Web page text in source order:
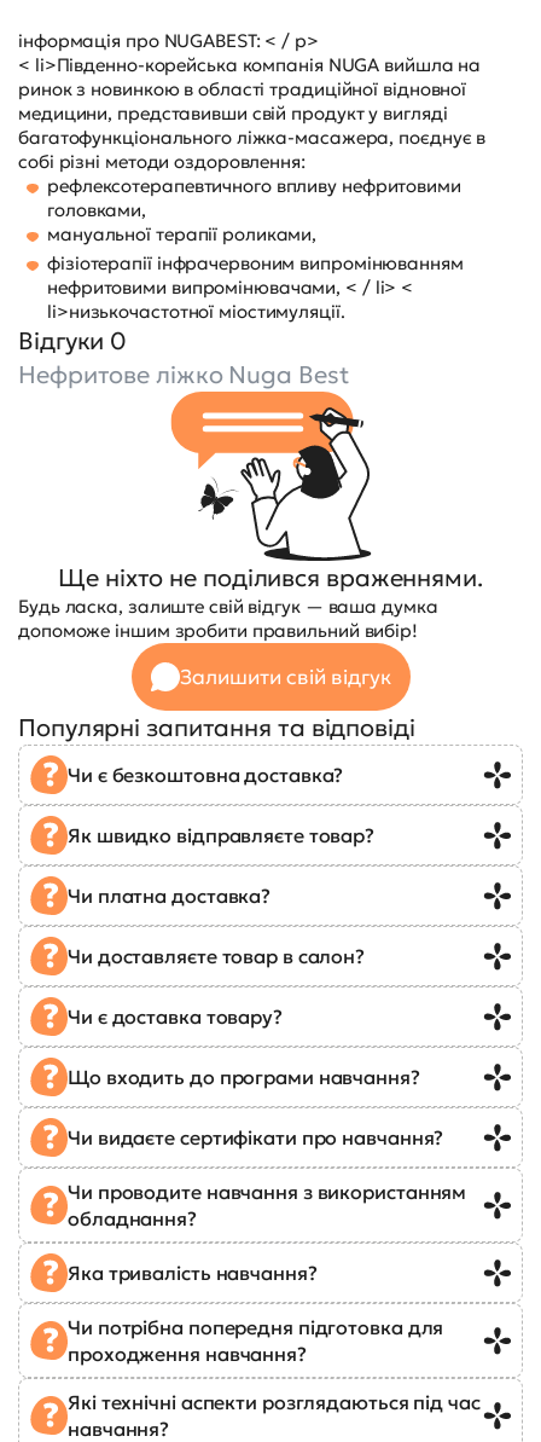
інформація про NUGABEST: < / p>
< li>Південно-корейська компанія NUGA вийшла на
ринок з новинкою в області традиційної відновної
медицини, представивши свій продукт у вигляді
багатофункціонального ліжка-масажера, поєднує в
собі різні методи оздоровлення:
рефлексотерапевтичного впливу нефритовими
головками,
мануальної терапії роликами,
фізіотерапії інфрачервоним випромінюванням
нефритовими випромінювачами, < / li> <
li>низькочастотної міостимуляції.
Відгуки 0
Нефритове ліжко Nuga Best
Ще ніхто не поділився враженнями.
Будь ласка, залиште свій відгук — ваша думка
допоможе іншим зробити правильний вибір!
Залишити свій відгук
Популярні запитання та відповіді
Чи є безкоштовна доставка?
Як швидко відправляєте товар?
Чи платна доставка?
Чи доставляєте товар в салон?
Чи є доставка товару?
Що входить до програми навчання?
Чи видаєте сертифікати про навчання?
Чи проводите навчання з використанням
обладнання?
Яка тривалість навчання?
Чи потрібна попередня підготовка для
проходження навчання?
Які технічні аспекти розглядаються під час
навчання?